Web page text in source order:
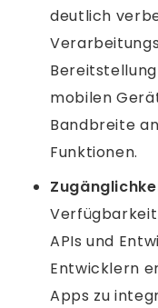
deutlich
mobilen
Bandbreite
Funktionen.
APIs und
Entwicklern
Apps zu